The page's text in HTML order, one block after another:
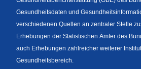
Gesundheitsdaten und
verschiedenen Quellen an zentraler Stelle
Erhebungen der Statistischen Ämter des
auch Erhebungen zahlreicher weiterer
Gesundheitsbereich.